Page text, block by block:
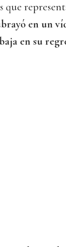
que
en un
en su